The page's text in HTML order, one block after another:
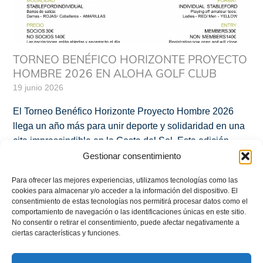
Gestionar consentimiento
Para ofrecer las mejores experiencias, utilizamos tecnologías como las
cookies para almacenar y/o acceder a la información del dispositivo. El
consentimiento de estas tecnologías nos permitirá procesar datos como el
comportamiento de navegación o las identificaciones únicas en este sitio.
No consentir o retirar el consentimiento, puede afectar negativamente a
ciertas características y funciones.
TORNEO BENÉFICO HORIZONTE PROYECTO
HOMBRE 2026 EN ALOHA GOLF CLUB
19 junio 2026
El Torneo Benéfico Horizonte Proyecto Hombre 2026
llega un año más para unir deporte y solidaridad en una
cita imprescindible en la Costa del Sol. Esta edición,
celebrada en el prestigioso Aloha Golf Club, tiene como
prevención y tratamiento de adicciones de nuestra
entidad. Más información sobre nuestra […]
Más